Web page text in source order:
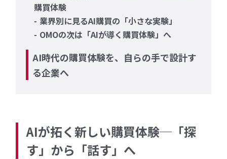
購買体験
業界別に見るAI購買の「小さな実験」
OMOの次は「AIが導く購買体験」へ
AI時代の購買体験を、自らの手で設計す
る企業へ
AIが拓く新しい購買体験─「探
す」から「話す」へ